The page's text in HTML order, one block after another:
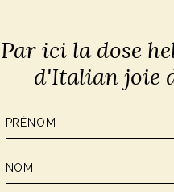
Par ici la dose
d'Italian joie